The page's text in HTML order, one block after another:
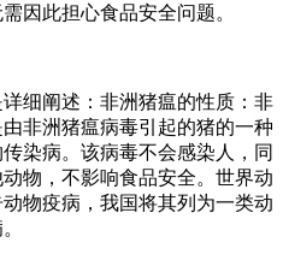
因此担心食品安全问题。
细阐述：非洲猪瘟的性质：非
非洲猪瘟病毒引起的猪的一种
染病。该病毒不会感染人，同
物，不影响食品安全。世界动
物疫病，我国将其列为一类动